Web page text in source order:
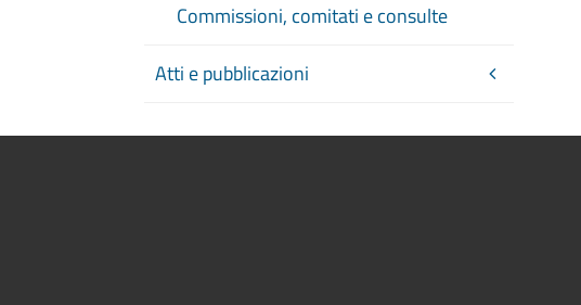
Commissioni, comitati e consulte
Atti e pubblicazioni